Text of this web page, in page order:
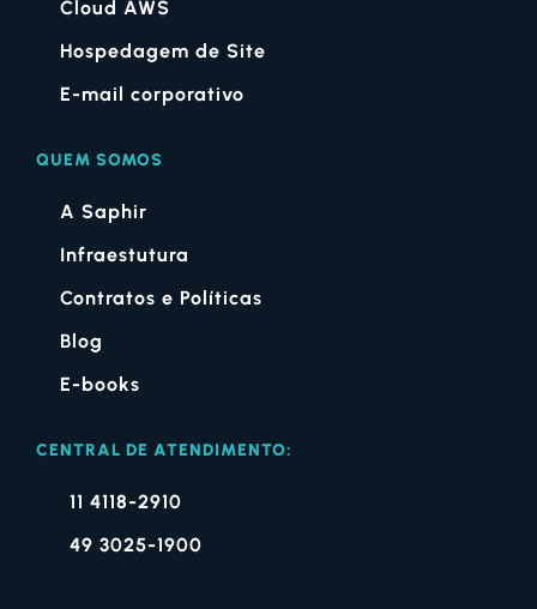
Cloud AWS
Hospedagem de Site
E-mail corporativo
QUEM SOMOS
A Saphir
Infraestutura
Contratos e Políticas
Blog
E-books
CENTRAL DE ATENDIMENTO:
11 4118-2910
49 3025-1900